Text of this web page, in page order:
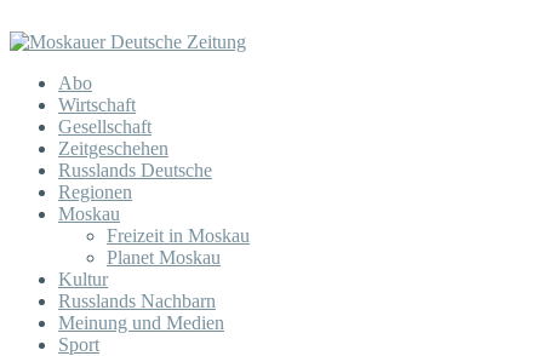
Abo
Wirtschaft
Gesellschaft
Zeitgeschehen
Russlands Deutsche
Regionen
Moskau
Freizeit in Moskau
Planet Moskau
Kultur
Russlands Nachbarn
Meinung und Medien
Sport